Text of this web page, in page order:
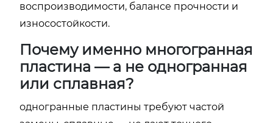
воспроизводимости, балансе прочности и
износостойкости.
Почему именно многогранная
пластина — а не одногранная
или сплавная?
одногранные пластины требуют частой